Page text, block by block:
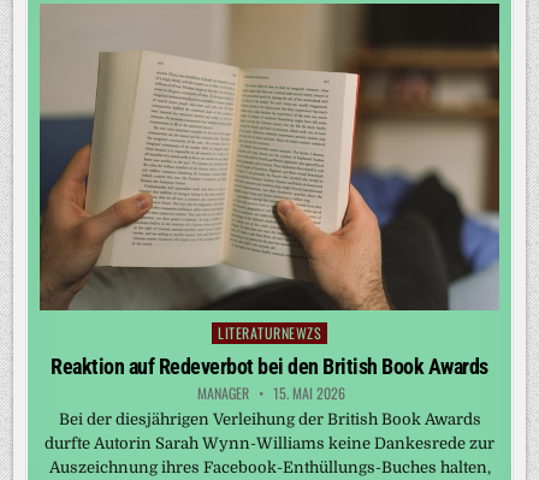
Posted
LITERATURNEWZS
Reaktion auf Redeverbot bei den British Book Awards
MANAGER 15. MAI 2026
Bei der diesjährigen Verleihung der British Book Awards
durfte Autorin Sarah Wynn-Williams keine Dankesrede zur
Auszeichnung ihres Facebook-Enthüllungs-Buches halten,